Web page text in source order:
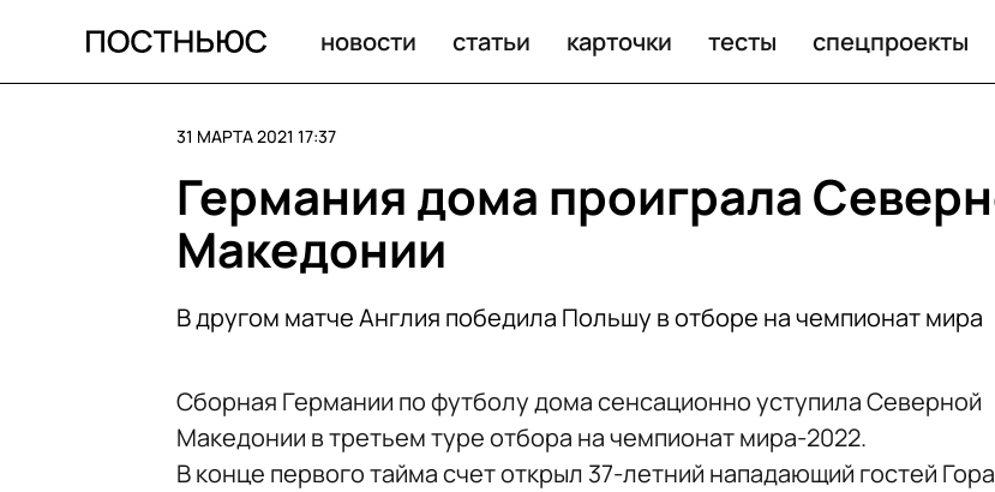
новости статьи карточки тесты спецпроекты
31 МАРТА 2021 17:37
Германия дома проиграла
Македонии
В другом матче Англия победила Польшу в отборе на чемпионат мира
Сборная Германии по футболу дома сенсационно уступила Северной
Македонии в третьем туре отбора на чемпионат мира-2022.
В конце первого тайма счет открыл 37-летний нападающий гостей